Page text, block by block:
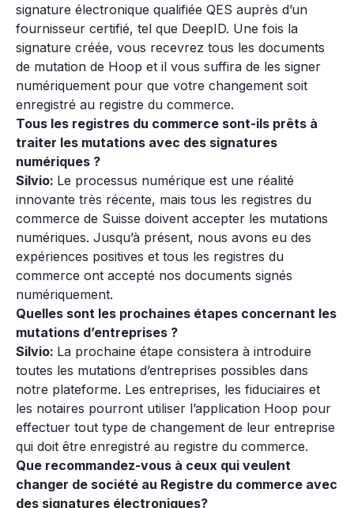
signature électronique qualifiée QES auprès d’un
fournisseur certifié, tel que DeepID. Une fois la
signature créée, vous recevrez tous les documents
de mutation de Hoop et il vous suffira de les signer
numériquement pour que votre changement soit
enregistré au registre du commerce.
Tous les registres du commerce sont-ils prêts à
traiter les mutations avec des signatures
numériques ?
Silvio: Le processus numérique est une réalité
innovante très récente, mais tous les registres du
commerce de Suisse doivent accepter les mutations
numériques. Jusqu’à présent, nous avons eu des
expériences positives et tous les registres du
commerce ont accepté nos documents signés
numériquement.
Quelles sont les prochaines étapes concernant les
mutations d’entreprises ?
Silvio: La prochaine étape consistera à introduire
toutes les mutations d’entreprises possibles dans
notre plateforme. Les entreprises, les fiduciaires et
les notaires pourront utiliser l’application Hoop pour
effectuer tout type de changement de leur entreprise
qui doit être enregistré au registre du commerce.
Que recommandez-vous à ceux qui veulent
changer de société au Registre du commerce avec
des signatures électroniques?